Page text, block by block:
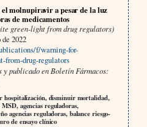
molnupiravir a pesar de la luz
de medicamentos
green-light from drug regulators)
2022
f/warning-for-
from-drug-regulators
y publicado en Boletín Fármacos:
hospitalización, disminuir mortalidad,
agencias reguladoras,
agencias reguladoras, balance riesgo-
de ensayo clínico